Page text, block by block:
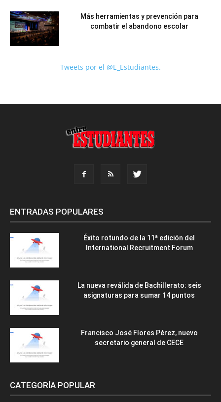
Más herramientas y prevención para
combatir el abandono escolar
Tweets por el @E_Estudiantes.
ENTRADAS POPULARES
Éxito rotundo de la 11ª edición del
International Recruitment Forum
La nueva reválida de Bachillerato: seis
asignaturas para sumar 14 puntos
Francisco José Flores Pérez, nuevo
secretario general de CECE
CATEGORÍA POPULAR